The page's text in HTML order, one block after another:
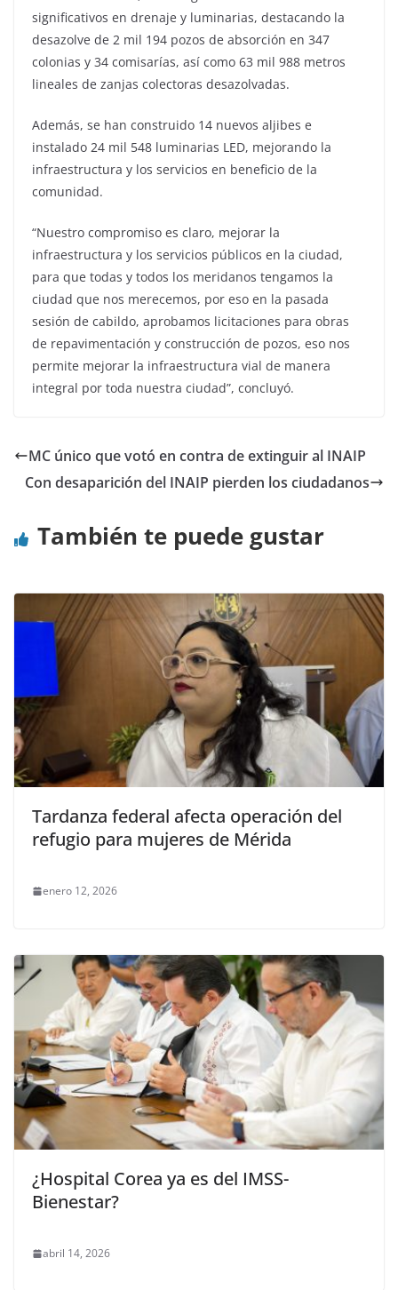
significativos en drenaje y luminarias, destacando la
desazolve de 2 mil 194 pozos de absorción en 347
colonias y 34 comisarías, así como 63 mil 988 metros
lineales de zanjas colectoras desazolvadas.
Además, se han construido 14 nuevos aljibes e
instalado 24 mil 548 luminarias LED, mejorando la
infraestructura y los servicios en beneficio de la
comunidad.
“Nuestro compromiso es claro, mejorar la
infraestructura y los servicios públicos en la ciudad,
para que todas y todos los meridanos tengamos la
ciudad que nos merecemos, por eso en la pasada
sesión de cabildo, aprobamos licitaciones para obras
de repavimentación y construcción de pozos, eso nos
permite mejorar la infraestructura vial de manera
integral por toda nuestra ciudad”, concluyó.
MC único que votó en contra de extinguir al INAIP
Con desaparición del INAIP pierden los ciudadanos
También te puede gustar
Tardanza federal afecta operación del
refugio para mujeres de Mérida
enero 12, 2026
¿Hospital Corea ya es del IMSS-
Bienestar?
abril 14, 2026